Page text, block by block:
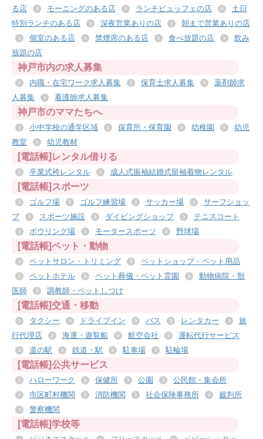
る店
モーニングのある店 ランチビュッフェの店
土日
特別ランチのある店
深夜営業ありの店
朝まで営業ありの店
個室のある店
禁煙席のある店 食べ放題の店
飲み
放題の店
神戸市内の求人募集
内職・在宅ワーク求人募集 保育士求人募集
薬剤師求
人募集
看護師求人募集
神戸市のママたちへ
小中学校の通学区域 保育所・保育園 幼稚園
幼児
教室
幼児教材
[電話帳]レンタル借りる
卒業式袴レンタル 成人式振袖結婚式留袖着物レンタル
[電話帳]スポーツ
ゴルフ場 ゴルフ練習場 サッカー場
サーフショッ
プ
スポーツ施設 ダイビングショップ
テニスコート
ボウリング場
モータースポーツ 野球場
[電話帳]ペット・動物
ペットサロン・トリミング
ペットショップ・ペット用品
ペットホテル
ペット葬儀・ペット霊園
動物病院・獣
医師
調教師・ペットしつけ
[電話帳]交通・移動
タクシー ドライブイン バス レンタカー
旅
行代理店
海運・遊覧船 航空会社
運転代行サービス
道の駅
鉄道・駅 駐車場 駐輪場
[電話帳]公共サービス
ハローワーク 保健所 公園
公民館・集会所
市区町村機関
消防機関 社会保険事務所
裁判所
警察機関
[電話帳]学校等